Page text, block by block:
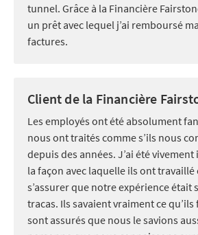
tunnel. Grâce à la Financière
un prêt avec lequel j’ai remboursé
factures.
Client de la Financière
Les employés ont été absolument
nous ont traités comme s’ils nous
depuis des années. J’ai été
la façon avec laquelle ils ont
s’assurer que notre expérience était
tracas. Ils savaient vraiment ce qu’ils
sont assurés que nous le savions